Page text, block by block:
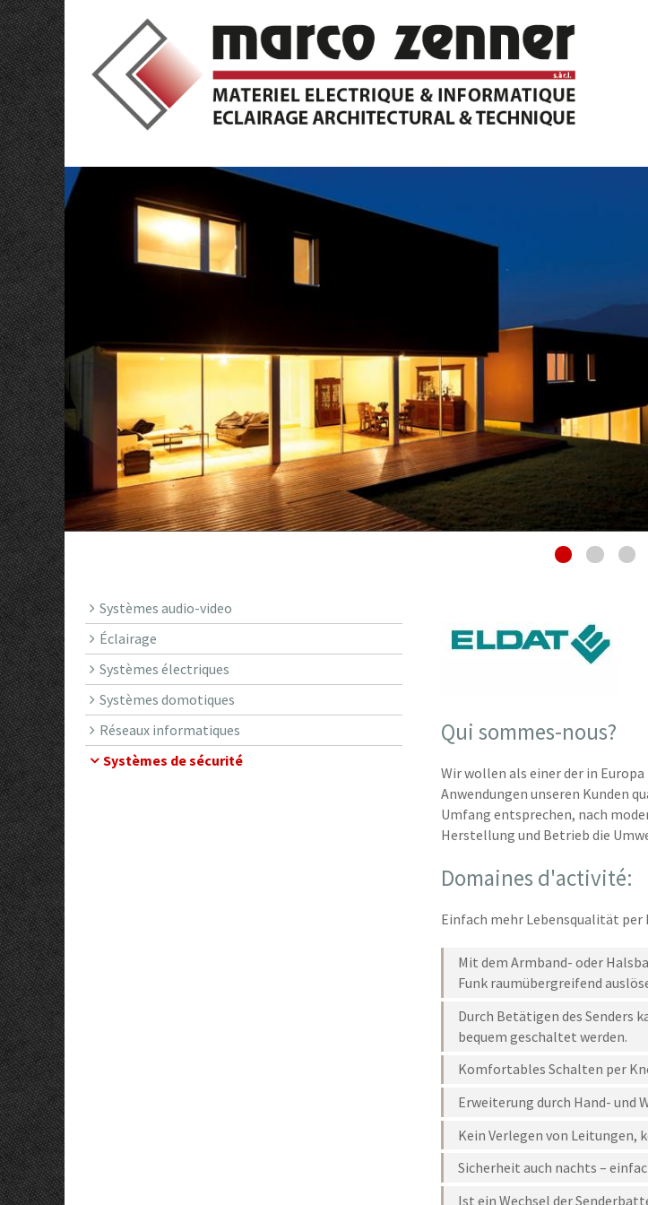
Systèmes audio-video
Éclairage
Systèmes électriques
Systèmes domotiques
Réseaux informatiques
Systèmes de sécurité
Qui sommes-nous?
Wir wollen als einer der in
Anwendungen unseren Kunden
Umfang entsprechen, nach
Herstellung und Betrieb die
Domaines d'activité:
Einfach mehr Lebensqualität per
Mit dem Armband- oder
Funk raumübergreifend
Durch Betätigen des Senders
bequem geschaltet werden.
Komfortables Schalten per
Erweiterung durch Hand- und
Kein Verlegen von Leitungen,
Sicherheit auch nachts –
Ist ein Wechsel der